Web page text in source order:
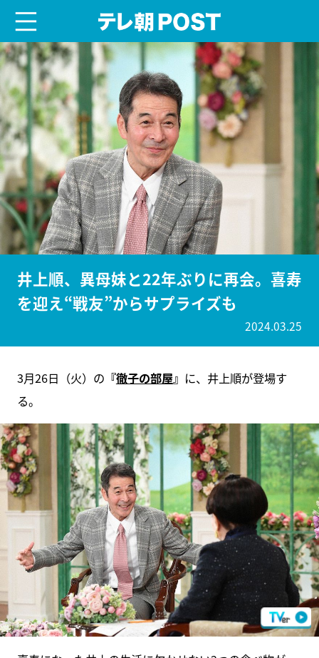
井上順、異母妹と22年ぶりに再会。喜寿
を迎え“戦友”からサプライズも
2024.03.25
3月26日（火）の 『徹子の部屋』 に、井上順が登場す
る。